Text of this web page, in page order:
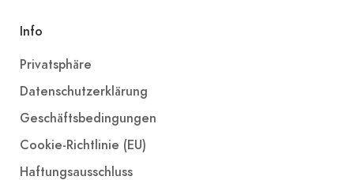
Info
Privatsphäre
Datenschutzerklärung
Geschäftsbedingungen
Cookie-Richtlinie (EU)
Haftungsausschluss